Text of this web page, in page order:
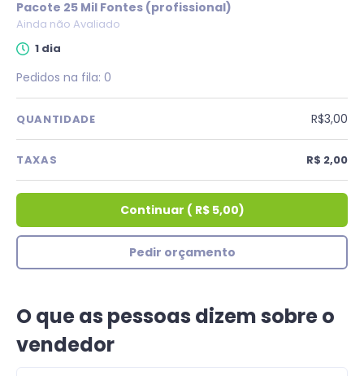
Pacote 25 Mil Fontes (profissional)
Ainda não Avaliado
1 dia
Pedidos na fila: 0
QUANTIDADE R$3,00
TAXAS R$ 2,00
Continuar ( R$ 5,00)
Pedir orçamento
O que as pessoas dizem sobre o
vendedor